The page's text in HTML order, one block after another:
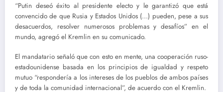
“Putin deseó éxito al presidente electo y le garantizó que está
convencido de que Rusia y Estados Unidos (…) pueden, pese a sus
desacuerdos, resolver numerosos problemas y desafíos” en el
mundo, agregó el Kremlin en su comunicado.
El mandatario señaló que con esto en mente, una cooperación ruso-
estadounidense basada en los principios de igualdad y respeto
mutuo “respondería a los intereses de los pueblos de ambos países
y de toda la comunidad internacional”, de acuerdo con el Kremlin.